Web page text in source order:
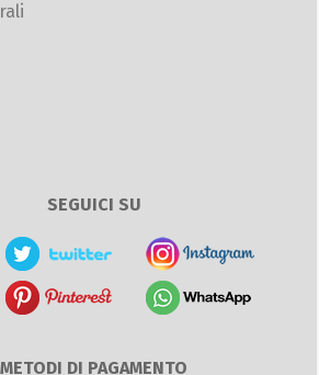
SEGUICI SU
METODI DI PAGAMENTO